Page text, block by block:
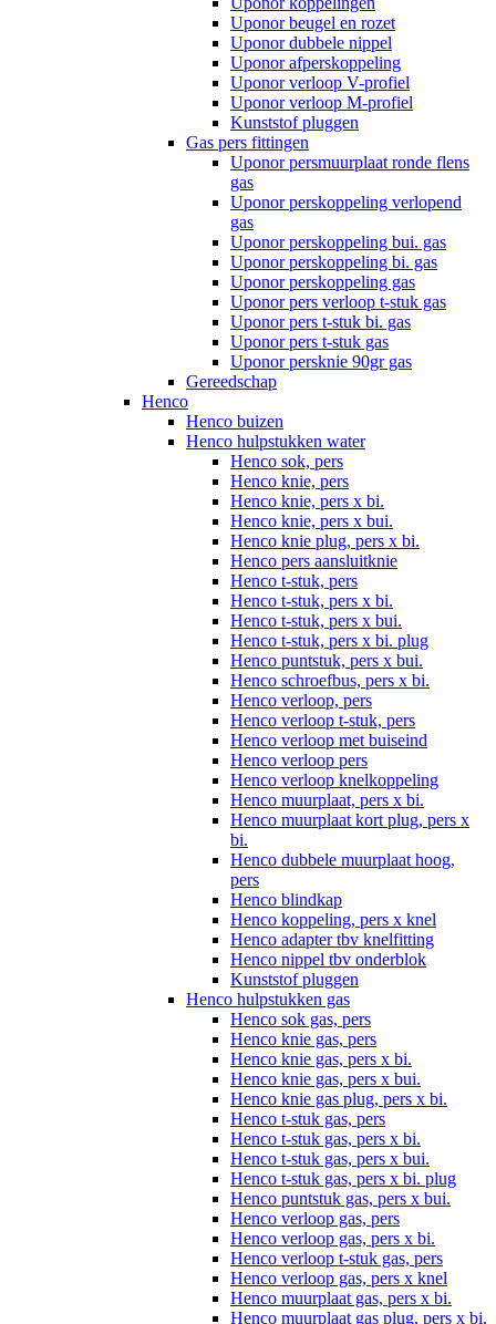
Uponor beugel en rozet
Uponor dubbele nippel
Uponor afperskoppeling
Uponor verloop V-profiel
Uponor verloop M-profiel
Kunststof pluggen
Gas pers fittingen
Uponor persmuurplaat ronde flens
gas
Uponor perskoppeling verlopend
gas
Uponor perskoppeling bui. gas
Uponor perskoppeling bi. gas
Uponor perskoppeling gas
Uponor pers verloop t-stuk gas
Uponor pers t-stuk bi. gas
Uponor pers t-stuk gas
Uponor persknie 90gr gas
Gereedschap
Henco
Henco buizen
Henco hulpstukken water
Henco sok, pers
Henco knie, pers
Henco knie, pers x bi.
Henco knie, pers x bui.
Henco knie plug, pers x bi.
Henco pers aansluitknie
Henco t-stuk, pers
Henco t-stuk, pers x bi.
Henco t-stuk, pers x bui.
Henco t-stuk, pers x bi. plug
Henco puntstuk, pers x bui.
Henco schroefbus, pers x bi.
Henco verloop, pers
Henco verloop t-stuk, pers
Henco verloop met buiseind
Henco verloop pers
Henco verloop knelkoppeling
Henco muurplaat, pers x bi.
Henco muurplaat kort plug, pers x
bi.
Henco dubbele muurplaat hoog,
pers
Henco blindkap
Henco koppeling, pers x knel
Henco adapter tbv knelfitting
Henco nippel tbv onderblok
Kunststof pluggen
Henco hulpstukken gas
Henco sok gas, pers
Henco knie gas, pers
Henco knie gas, pers x bi.
Henco knie gas, pers x bui.
Henco knie gas plug, pers x bi.
Henco t-stuk gas, pers
Henco t-stuk gas, pers x bi.
Henco t-stuk gas, pers x bui.
Henco t-stuk gas, pers x bi. plug
Henco puntstuk gas, pers x bui.
Henco verloop gas, pers
Henco verloop gas, pers x bi.
Henco verloop t-stuk gas, pers
Henco verloop gas, pers x knel
Henco muurplaat gas, pers x bi.
Henco muurplaat gas plug, pers x bi.